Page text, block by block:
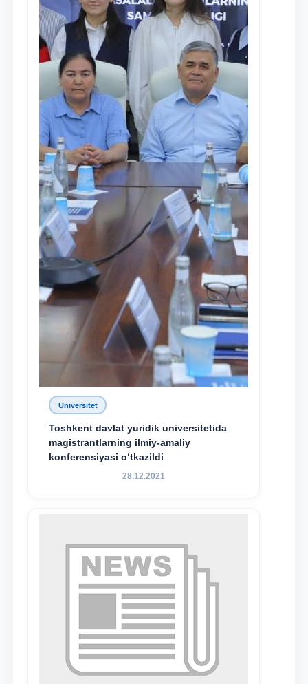
Universitet
Toshkent davlat yuridik universitetida
magistrantlarning ilmiy-amaliy
konferensiyasi o‘tkazildi
28.12.2021